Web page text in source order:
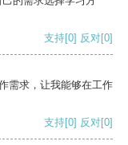
支持[0] 反对[0]
需求，让我能够在工作
支持[0] 反对[0]